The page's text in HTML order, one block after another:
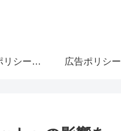
プライバシーポリシー・免責事項 広告ポリシー